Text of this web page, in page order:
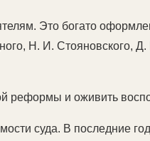
Это богато
Н. И. Стояновского,
реформы и оживить
суда. В последние